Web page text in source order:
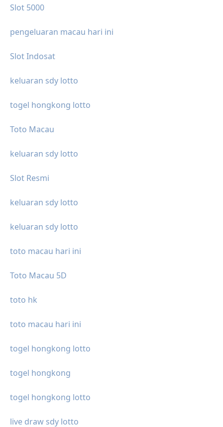
Slot 5000
pengeluaran macau hari ini
Slot Indosat
keluaran sdy lotto
togel hongkong lotto
Toto Macau
keluaran sdy lotto
Slot Resmi
keluaran sdy lotto
keluaran sdy lotto
toto macau hari ini
Toto Macau 5D
toto hk
toto macau hari ini
togel hongkong lotto
togel hongkong
togel hongkong lotto
live draw sdy lotto